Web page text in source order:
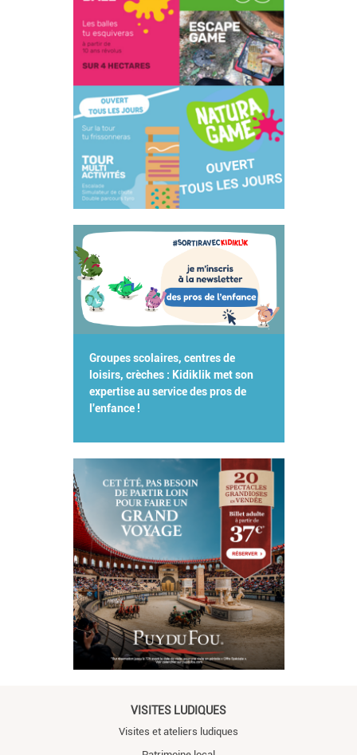
Groupes scolaires, centres de
loisirs, crèches : Kidiklik met son
expertise au service des pros de
l'enfance !
VISITES LUDIQUES
Visites et ateliers ludiques